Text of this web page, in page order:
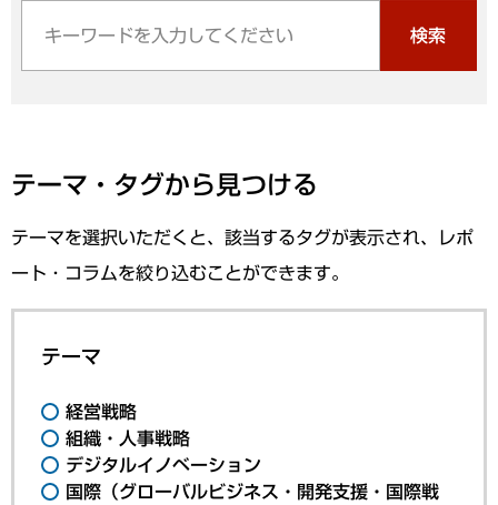
検索
テーマ・タグから見つける
テーマを選択いただくと、該当するタグが表示され、レポ
ート・コラムを絞り込むことができます。
テーマ
経営戦略
組織・人事戦略
デジタルイノベーション
国際（グローバルビジネス・開発支援・国際戦